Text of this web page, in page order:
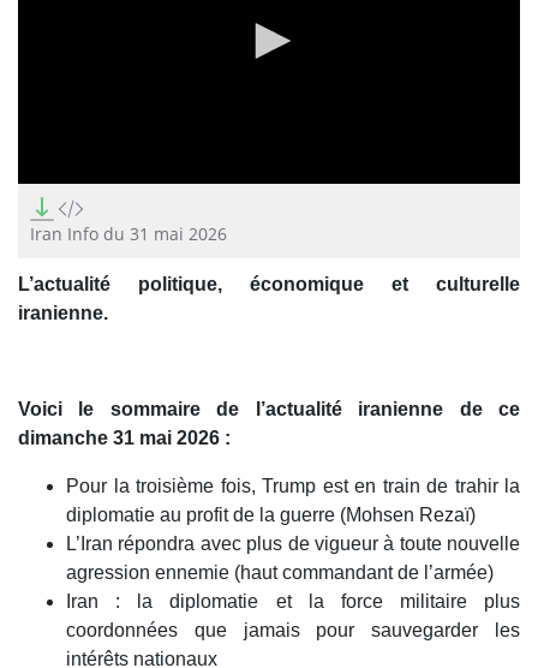
seconds
of
56
seconds
Iran Info du 31 mai 2026
L’actualité politique, économique et culturelle
iranienne.
Voici le sommaire de l’actualité iranienne de ce
dimanche 31 mai 2026 :
Pour la troisième fois, Trump est en train de trahir la
diplomatie au profit de la guerre (Mohsen Rezaï)
L’Iran répondra avec plus de vigueur à toute nouvelle
agression ennemie (haut commandant de l’armée)
Iran : la diplomatie et la force militaire plus
coordonnées que jamais pour sauvegarder les
intérêts nationaux